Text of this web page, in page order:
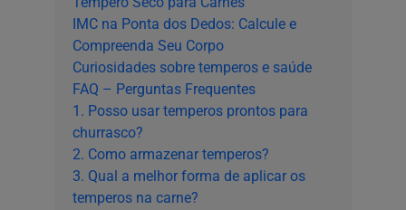
IMC na Ponta dos Dedos: Calcule e
Compreenda Seu Corpo
Curiosidades sobre temperos e saúde
FAQ – Perguntas Frequentes
1. Posso usar temperos prontos para
churrasco?
2. Como armazenar temperos?
3. Qual a melhor forma de aplicar os
temperos na carne?